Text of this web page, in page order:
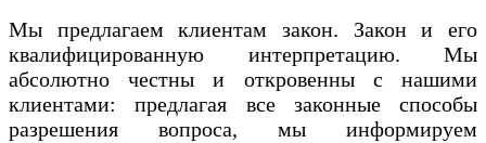
Мы предлагаем клиентам закон. Закон и его
квалифицированную интерпретацию. Мы
абсолютно честны и откровенны с нашими
клиентами: предлагая все законные способы
разрешения вопроса, мы информируем